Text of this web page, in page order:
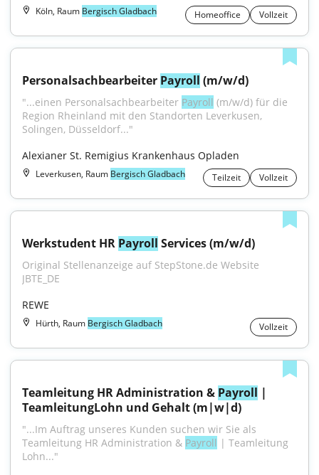
Köln, Raum Bergisch Gladbach Homeoffice Vollzeit
Personalsachbearbeiter Payroll (m/w/d)
"...einen Personalsachbearbeiter Payroll (m/w/d) für die
Region Rheinland mit den Standorten Leverkusen,
Solingen, Düsseldorf..."
Alexianer St. Remigius Krankenhaus Opladen
Leverkusen, Raum Bergisch Gladbach Teilzeit Vollzeit
Werkstudent HR Payroll Services (m/w/d)
Original Stellenanzeige auf StepStone.de Website
JBTE_DE
REWE
Hürth, Raum Bergisch Gladbach Vollzeit
Teamleitung HR Administration & Payroll |
TeamleitungLohn und Gehalt (m|w|d)
"...Im Auftrag unseres Kunden suchen wir Sie als
Teamleitung HR Administration & Payroll | Teamleitung
Lohn..."